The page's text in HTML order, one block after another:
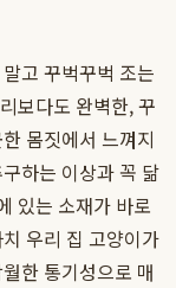
고 꾸벅꾸벅 조는
보다도 완벽한, 꾸
몸짓에서 느껴지
하는 이상과 꼭 닮
있는 소재가 바로
우리 집 고양이가
한 통기성으로 매